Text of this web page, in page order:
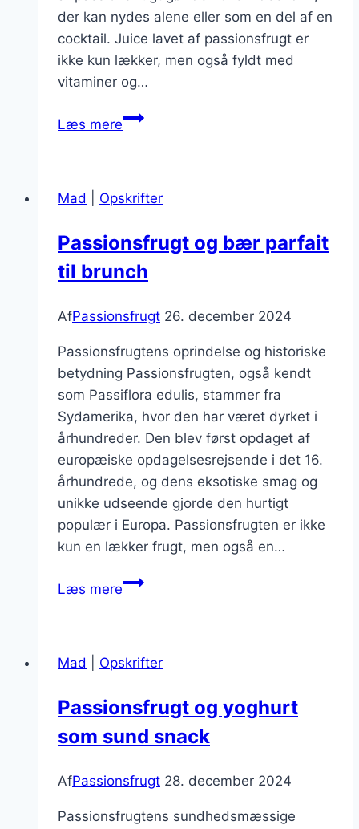
der kan nydes alene eller som en del af en
cocktail. Juice lavet af passionsfrugt er
ikke kun lækker, men også fyldt med
vitaminer og…
Læs merePassionsfrugt
i
Mad Opskrifter
Passionsfrugt og bær parfait
til brunch
AfPassionsfrugt 26. december 2024
Passionsfrugtens oprindelse og historiske
betydning Passionsfrugten, også kendt
som Passiflora edulis, stammer fra
Sydamerika, hvor den har været dyrket i
århundreder. Den blev først opdaget af
europæiske opdagelsesrejsende i det 16.
århundrede, og dens eksotiske smag og
unikke udseende gjorde den hurtigt
populær i Europa. Passionsfrugten er ikke
kun en lækker frugt, men også en…
Læs merePassionsfrugt
til
Mad Opskrifter
Passionsfrugt og yoghurt
som sund snack
AfPassionsfrugt 28. december 2024
Passionsfrugtens sundhedsmæssige